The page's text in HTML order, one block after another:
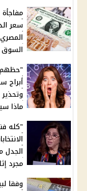
السوق
أبراج
ماذا
"كله
الجدل
مجرد
وفقا